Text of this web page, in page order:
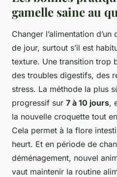
gamelle saine au
Changer l’alimentation
de jour, surtout s’il est
texture. Une transition trop
des troubles digestifs, des
stress. La méthode la plus
progressif sur 7 à 10 jours,
la nouvelle croquette tout
Cela permet à la flore
heurt. Et en période de
déménagement, nouvel
vaut maintenir la routine